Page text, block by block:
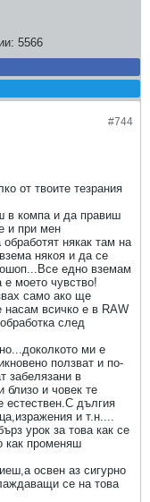
5566
#744
от твоите тезрания
в компа и да правиш
и при мен
някак там на
някоя и да се
едно вземам
моето чувство!
само ако ще
насам всичко е в RAW
след
ми е
ползват и по-
забелязани в
близо и човек те
естествен.С дългия
и т.н....
урок за това как се
как променяш
освен аз сигурно
се на това